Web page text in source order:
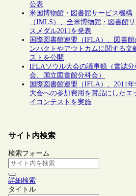
公表
米国博物館・図書館サービス機構
（IMLS）、全米博物館・図書館
スメダル2011を発表
国際図書館連盟（IFLA）、図書館
ンパクトやアウトカムに関する文
ストを公開
IFLAソウル大会の議事録（書誌分
会、国立図書館分科会）
国際図書館連盟（IFLA）、2011年
大会への参加費用を賞品にしたエ
イコンテストを実施
サイト内検索
検索フォーム
詳細検索
タイトル